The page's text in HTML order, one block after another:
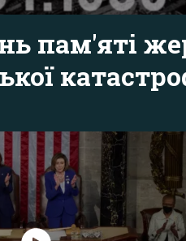
пам'яті